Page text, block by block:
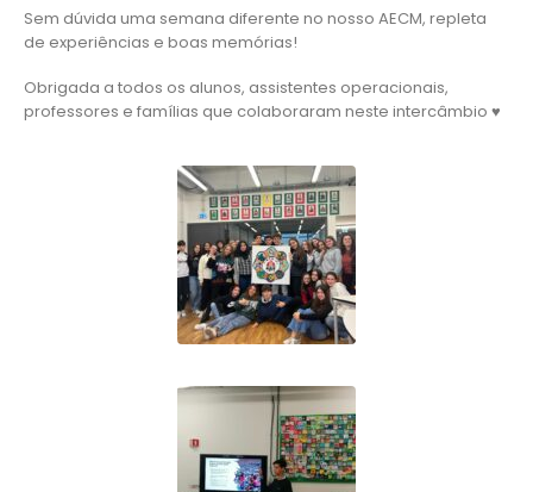
Sem dúvida uma semana diferente no nosso AECM, repleta
de experiências e boas memórias!
Obrigada a todos os alunos, assistentes operacionais,
professores e famílias que colaboraram neste intercâmbio ♥